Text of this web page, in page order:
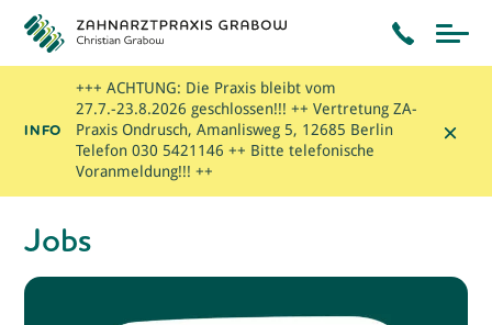
INFO
+++ ACHTUNG: Die Praxis bleibt vom
27.7.-23.8.2026 geschlossen!!! ++ Vertretung ZA-
Praxis Ondrusch, Amanlisweg 5, 12685 Berlin
Telefon 030 5421146 ++ Bitte telefonische
Voranmeldung!!! ++
×
Jobs